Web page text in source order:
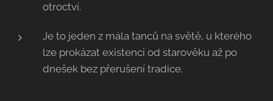
otroctví.
Je to jeden z mála tanců na světě, u kterého
lze prokázat existenci od starověku až po
dnešek bez přerušení tradice.